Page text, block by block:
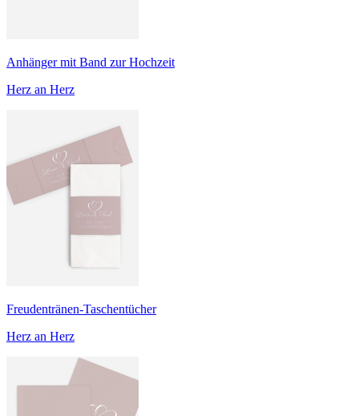
Anhänger mit Band zur Hochzeit
Herz an Herz
Freudentränen-Taschentücher
Herz an Herz